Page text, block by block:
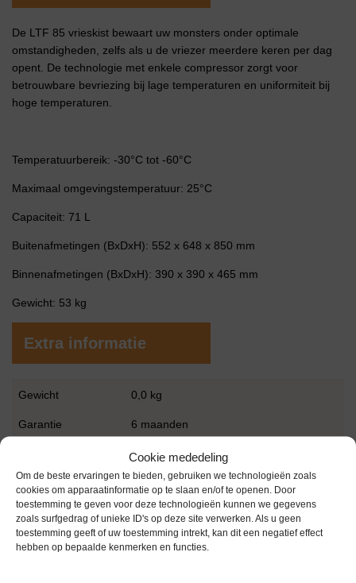
Cookie mededeling
Om de beste ervaringen te bieden, gebruiken we technologieën zoals
cookies om apparaatinformatie op te slaan en/of te openen. Door
toestemming te geven voor deze technologieën kunnen we gegevens
zoals surfgedrag of unieke ID's op deze site verwerken. Als u geen
toestemming geeft of uw toestemming intrekt, kan dit een negatief effect
hebben op bepaalde kenmerken en functies.
De LTF 85 vrieskist bewaart uw monsters onder optimale
omstandigheden, zelfs als u de vriezer meerdere keren per dag
opent. De technologie met enkele compressor zorgt voor
betrouwbare bevriezing bij lage temperaturen en uniformiteit bij
hoge temperaturen.
Temperatuurbereik: -30°C tot -60°C
Maximaal omgevingstemperatuur: 25°C
Capaciteit: 71 L
Buitenafmetingen (BxDxH): 552 x 648 x 850 mm
Binnenafmetingen (BxDxH): 390 x 390 x 465 mm
Gewicht: 53 kg
Extra informatie
Gewicht 0,0 kg
Garantie 6 maanden
Gebruikt in goede conditie
Merk Arctiko
Temperatuur -30°C/-60°C
Inhoud 71 L